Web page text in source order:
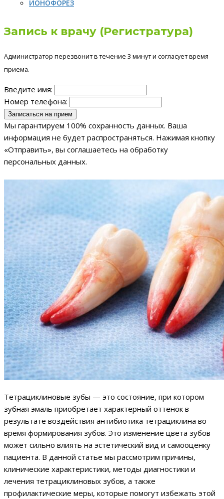
ИОНОФОРЕЗ
Запись к врачу (Регистратура)
Администратор перезвонит в течение 3 минут и согласует время
приема.
Введите имя:
Номер телефона:
Мы гарантируем 100% сохранность данных. Ваша
информация не будет распространяться. Нажимая кнопку
«Отправить», вы соглашаетесь на обработку
персональных данных.
Тетрациклиновые зубы — это состояние, при котором
зубная эмаль приобретает характерный оттенок в
результате воздействия антибиотика тетрациклина во
время формирования зубов. Это изменение цвета зубов
может сильно влиять на эстетический вид и самооценку
пациента. В данной статье мы рассмотрим причины,
клинические характеристики, методы диагностики и
лечения тетрациклиновых зубов, а также
профилактические меры, которые помогут избежать этой